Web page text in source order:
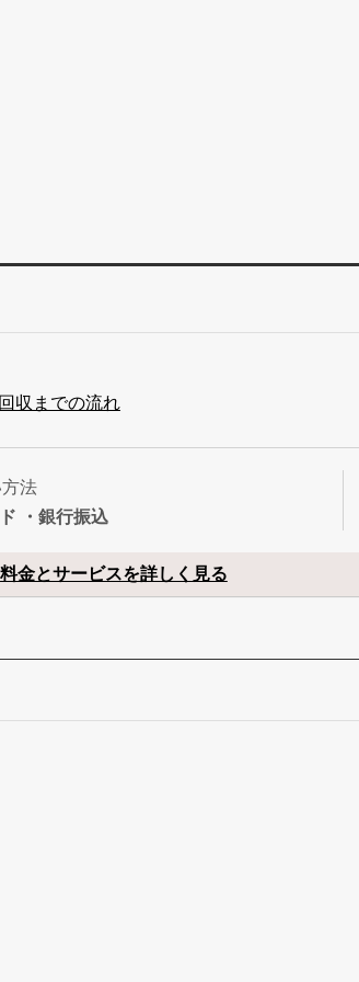
回収までの流れ
法
・銀行振込
料金とサービスを詳しく見る